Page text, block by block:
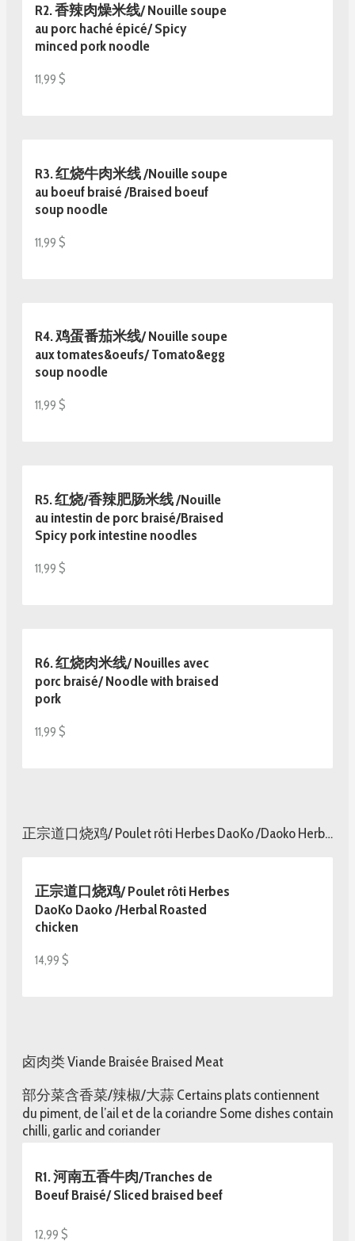
R2. 香辣肉燥米线/ Nouille soupe
au porc haché épicé/ Spicy
minced pork noodle
11,99 $
R3. 红烧牛肉米线 /Nouille soupe
au boeuf braisé /Braised boeuf
soup noodle
11,99 $
R4. 鸡蛋番茄米线/ Nouille soupe
aux tomates&oeufs/ Tomato&egg
soup noodle
11,99 $
R5. 红烧/香辣肥肠米线 /Nouille
au intestin de porc braisé/Braised
Spicy pork intestine noodles
11,99 $
R6. 红烧肉米线/ Nouilles avec
porc braisé/ Noodle with braised
pork
11,99 $
正宗道口烧鸡/ Poulet rôti Herbes DaoKo /Daoko Herbal Roasted chicken
正宗道口烧鸡/ Poulet rôti Herbes
DaoKo Daoko /Herbal Roasted
chicken
14,99 $
卤肉类 Viande Braisée Braised Meat
部分菜含香菜/辣椒/大蒜 Certains plats contiennent
du piment, de l’ail et de la coriandre Some dishes contain
chilli, garlic and coriander
R1. 河南五香牛肉/Tranches de
Boeuf Braisé/ Sliced braised beef
12,99 $